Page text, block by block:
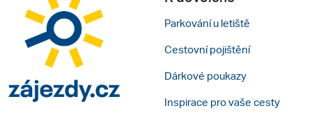
Parkování u letiště
Cestovní pojištění
Dárkové poukazy
Inspirace pro vaše cesty